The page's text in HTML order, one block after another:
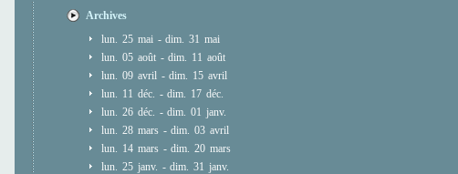
Archives
lun. 25 mai - dim. 31 mai
lun. 05 août - dim. 11 août
lun. 09 avril - dim. 15 avril
lun. 11 déc. - dim. 17 déc.
lun. 26 déc. - dim. 01 janv.
lun. 28 mars - dim. 03 avril
lun. 14 mars - dim. 20 mars
lun. 25 janv. - dim. 31 janv.